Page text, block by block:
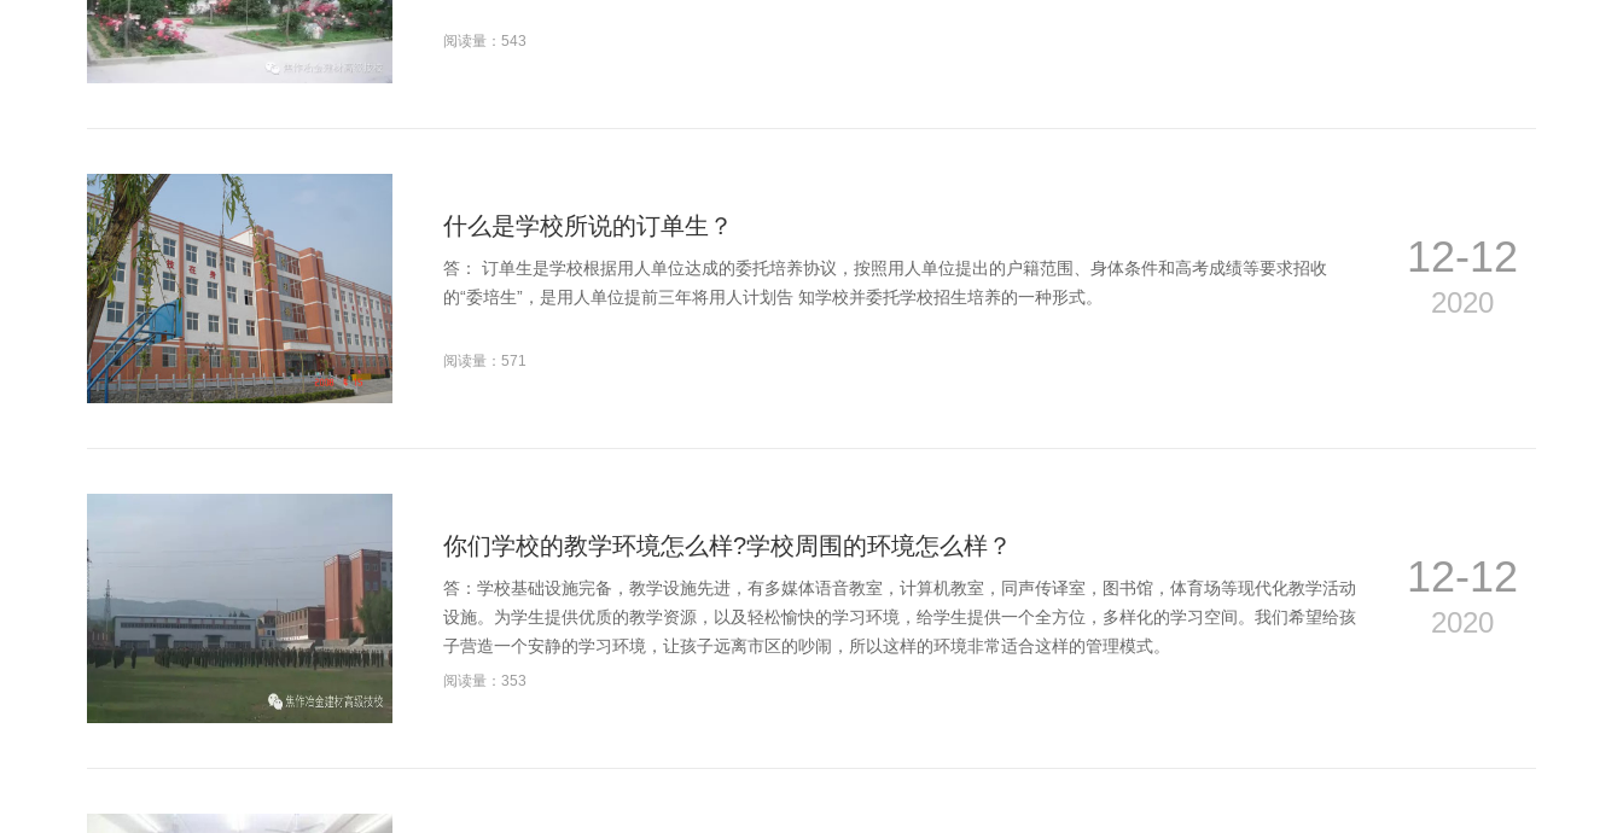
阅读量：543
什么是学校所说的订单生？
答： 订单生是学校根据用人单位达成的委托培养协议，按照用人单位提出的户籍范围、身体条件和高考成绩等要求招收
的“委培生”，是用人单位提前三年将用人计划告 知学校并委托学校招生培养的一种形式。
阅读量：571
12-12
2020
你们学校的教学环境怎么样?学校周围的环境怎么样？
答：学校基础设施完备，教学设施先进，有多媒体语音教室，计算机教室，同声传译室，图书馆，体育场等现代化教学活动
设施。为学生提供优质的教学资源，以及轻松愉快的学习环境，给学生提供一个全方位，多样化的学习空间。我们希望给孩
子营造一个安静的学习环境，让孩子远离市区的吵闹，所以这样的环境非常适合这样的管理模式。
阅读量：353
12-12
2020